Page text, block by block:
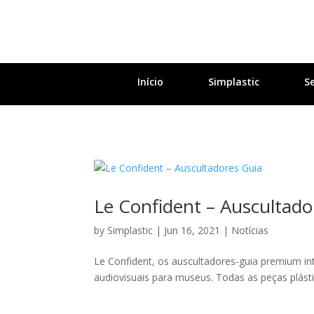
Início Simplastic
Le Confident –
by Simplastic | Jun 16, 2021 | Notícias
Le Confident, os auscultadores-guia premium
audiovisuais para museus. Todas as peças